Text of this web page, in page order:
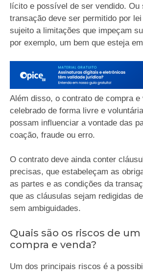
lícito e possível de ser vendido. Ou
transação deve ser permitido por
sujeito a limitações que impeçam
por exemplo, um bem que esteja
Além disso, o contrato de compra e
celebrado de forma livre e
possam influenciar a vontade das
coação, fraude ou erro.
O contrato deve ainda conter
precisas, que estabeleçam as
as partes e as condições da
que as cláusulas sejam redigidas
sem ambiguidades.
Quais são os riscos de
compra e venda?
Um dos principais riscos é a